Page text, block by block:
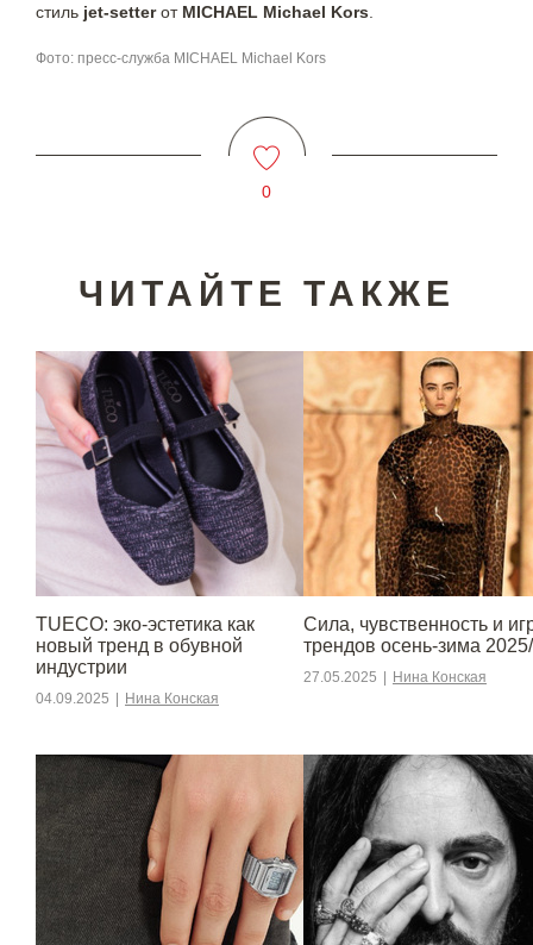
стиль jet-setterот MICHAEL Michael Kors
Фото: пресс-служба MICHAEL Michael Kors
0
ЧИТАЙТЕ ТАКЖЕ
TUECO: эко-эстетика как
новый тренд в обувной
индустрии
04.09.2025 Нина Конская
Сила, чувственность и
трендов осень-зима
27.05.2025 Нина Конская